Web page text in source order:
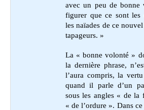
avec un peu de bonne
figurer que ce sont les
les naïades de ce
tapageurs. »
La « bonne volonté »
la dernière phrase,
l’aura compris, la
quand il parle d’un
sous les angles « de la
« de l’ordure ». Dans